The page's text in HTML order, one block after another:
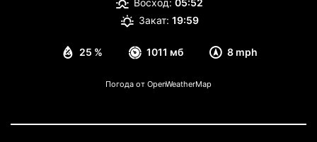
25 % 1011 мб 8 mph
Закат: 19:59
Погода от OpenWeatherMap